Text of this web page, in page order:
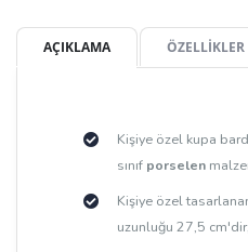
AÇIKLAMA ÖZELLİKLER
Kişiye özel kupa
sınıfporselen
Kişiye özel
uzunluğu 27,5 cm'dir,